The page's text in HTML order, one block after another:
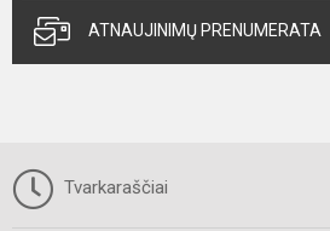
ATNAUJINIMŲ PRENUMERATA
Tvarkaraščiai